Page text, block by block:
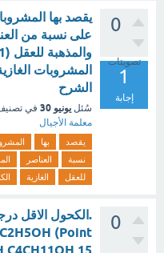
0
تصويتات
1
إجابة
يقصد بها
على نسبة من
المشروبات
الشرح
سُئل يونيو 30 في
معلمة الأجيال
يقصد بها
نسبة
العناصر
للعقل
الغازية
0
C2H5OH